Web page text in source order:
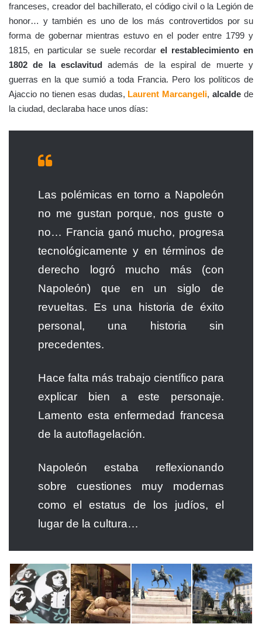
franceses, creador del bachillerato, el código civil o la Legión de
honor… y también es uno de los más controvertidos por su
forma de gobernar mientras estuvo en el poder entre 1799 y
1815, en particular se suele recordarel restablecimiento en
1802 de la esclavitudademás de la espiral de muerte y
guerras en la que sumió a toda Francia. Pero los políticos de
Ajaccio no tienen esas dudas, Laurent Marcangeli,alcalde de
la ciudad, declaraba hace unos días:
Las polémicas en torno a Napoleón
no me gustan porque, nos guste o
no… Francia ganó mucho, progresa
tecnológicamente y en términos de
derecho logró mucho más (con
Napoleón) que en un siglo de
revueltas. Es una historia de éxito
personal, una historia sin
precedentes.
Hace falta más trabajo científico para
explicar bien a este personaje.
Lamento esta enfermedad francesa
de la autoflagelación.
Napoleón estaba reflexionando
sobre cuestiones muy modernas
como el estatus de los judíos, el
lugar de la cultura…